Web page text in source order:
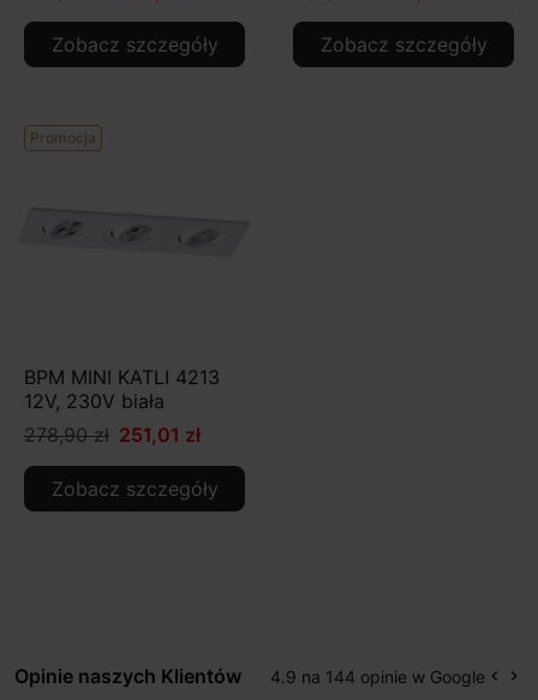
Zobacz szczegóły Zobacz szczegóły
Promocja
BPM MINI KATLI 4213
12V, 230V biała
278,90 zł 251,01 zł
Zobacz szczegóły
Opinie naszych Klientów 4.9 na 144 opinie w Google keyboard_arrow_left keyboard_arrow_right